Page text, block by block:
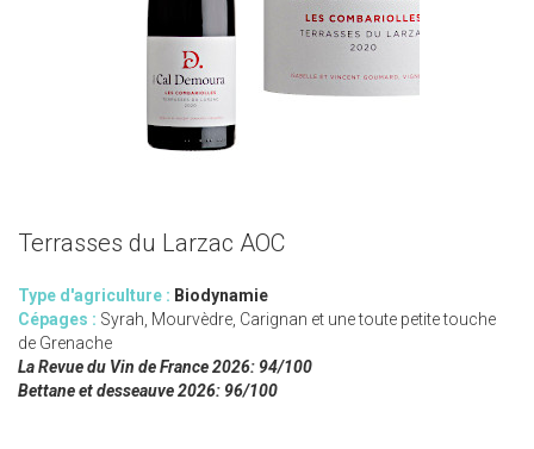
Terrasses du Larzac AOC
Type d'agriculture : Biodynamie
Cépages : Syrah, Mourvèdre, Carignan et une toute petite touche
de Grenache
La Revue du Vin de France 2026: 94/100
Bettane et desseauve 2026: 96/100